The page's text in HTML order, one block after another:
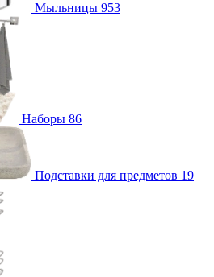
Мыльницы 953
Наборы 86
Подставки для предметов 19